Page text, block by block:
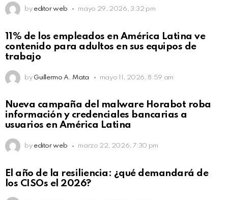
by editor web mayo 29, 2026, 3:32 pm
11% de los empleados en América Latina ve
contenido para adultos en sus equipos de
trabajo
by Guillermo A. Mata mayo 11, 2026, 8:59 am
Nueva campaña del malware Horabot roba
información y credenciales bancarias a
usuarios en América Latina
by editor web marzo 22, 2026, 7:30 pm
El año de la resiliencia: ¿qué demandará de
los CISOs el 2026?